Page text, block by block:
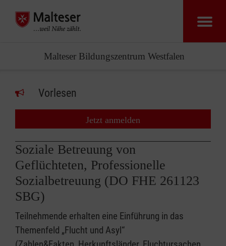
Malteser Bildungszentrum Westfalen
Vorlesen
Jetzt anmelden
Soziale Betreuung von
Geflüchteten, Professionelle
Sozialbetreuung (DO FHE 261123
SBG)
Teilnehmende erhalten eine Einführung in das
Themenfeld „Flucht und Asyl“